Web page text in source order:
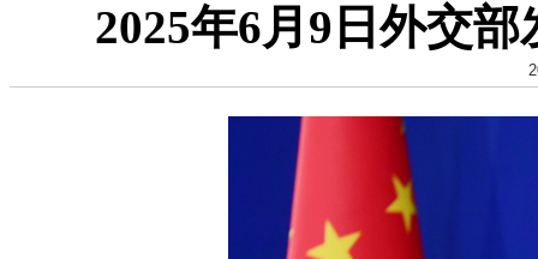
2025年6月9日外交